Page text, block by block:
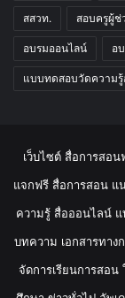
สสวท. สอบครูผู้ช่
อบรมออนไลน์ อ
แบบทดสอบวัดความรู้
เว็บไซต์ สื่อการสอ
แจกฟรี สื่อการสอน แ
ความรู้ สื่อออนไลน์
บทความ เอกสารทาง
จัดการเรียนการสอ